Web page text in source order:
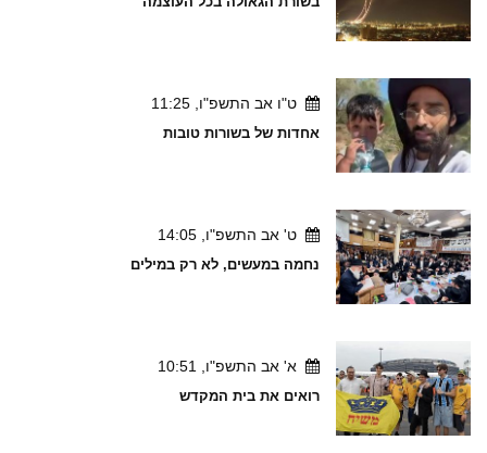
ט"ו אב התשפ"ו, 11:25
אחדות של בשורות טובות
ט' אב התשפ"ו, 14:05
נחמה במעשים, לא רק במילים
א' אב התשפ"ו, 10:51
רואים את בית המקדש